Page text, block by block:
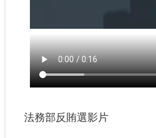
【隱私權政策】
【政府網站資料開放宣告】
法務部反賄選影片